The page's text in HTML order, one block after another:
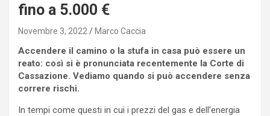
fino a 5.000 €
Novembre 3, 2022 Marco Caccia
Accendere il camino o la stufa in casa può essere un
reato: così si è pronunciata recentemente la Corte di
Cassazione. Vediamo quando si può accendere senza
correre rischi.
In tempi come questi in cui i prezzi del gas e dell’energia